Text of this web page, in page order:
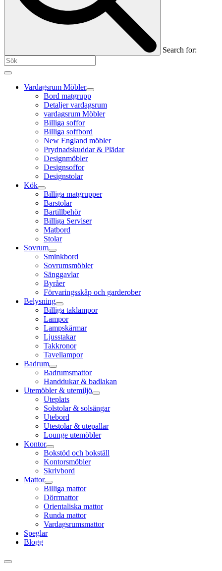
Search for:
Vardagsrum Möbler
Bord matgrupp
Detaljer vardagsrum
vardagsrum Möbler
Billiga soffor
Billiga soffbord
New England möbler
Prydnadskuddar & Plädar
Designmöbler
Designsoffor
Designstolar
Kök
Billiga matgrupper
Barstolar
Bartillbehör
Billiga Serviser
Matbord
Stolar
Sovrum
Sminkbord
Sovrumsmöbler
Sänggavlar
Byråer
Förvaringsskåp och garderober
Belysning
Billiga taklampor
Lampor
Lampskärmar
Ljusstakar
Takkronor
Tavellampor
Badrum
Badrumsmattor
Handdukar & badlakan
Utemöbler & utemiljö
Uteplats
Solstolar & solsängar
Utebord
Utestolar & utepallar
Lounge utemöbler
Kontor
Bokstöd och bokställ
Kontorsmöbler
Skrivbord
Mattor
Billiga mattor
Dörrmattor
Orientaliska mattor
Runda mattor
Vardagsrumsmattor
Speglar
Blogg